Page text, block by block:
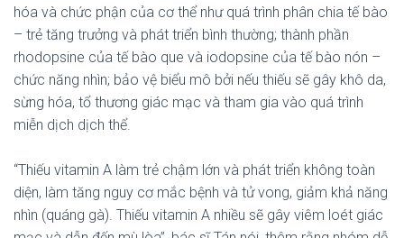
hóa và chức phận của cơ thể như quá trình phân chia tế bào
– trẻ tăng trưởng và phát triển bình thường; thành phần
rhodopsine của tế bào que và iodopsine của tế bào nón –
chức năng nhìn; bảo vệ biểu mô bởi nếu thiếu sẽ gây khô da,
sừng hóa, tổ thương giác mạc và tham gia vào quá trình
miễn dịch dịch thể.
“Thiếu vitamin A làm trẻ chậm lớn và phát triển không toàn
diện, làm tăng nguy cơ mắc bệnh và tử vong, giảm khả năng
nhìn (quáng gà). Thiếu vitamin A nhiều sẽ gây viêm loét giác